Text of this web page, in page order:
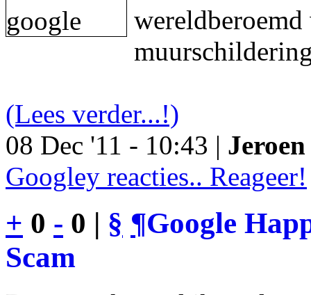
(Lees verder...!)
08 Dec '11 - 10:43 |
Googley reacties.. Reageer!
+ 0 - 0 | § ¶Google
Scam